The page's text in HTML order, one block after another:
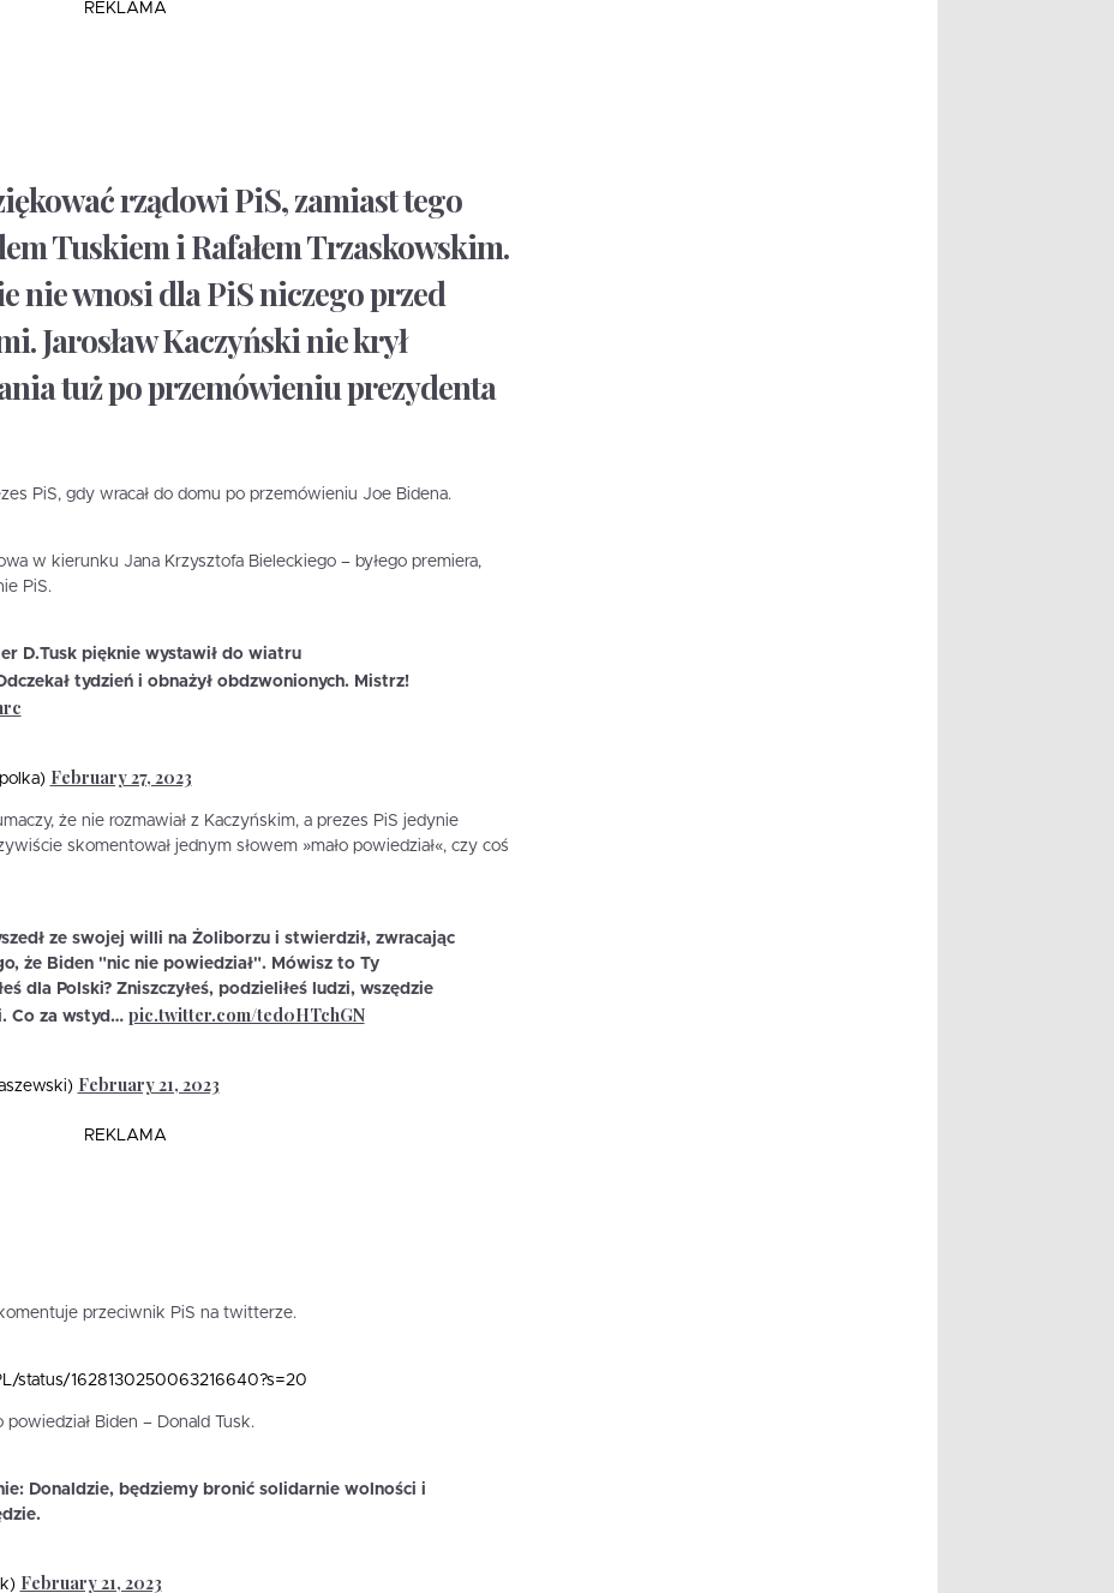
REKLAMA
rządowi PiS, zamiast tego
Tuskiem i Rafałem Trzaskowskim.
nie wnosi dla PiS niczego przed
Jarosław Kaczyński nie krył
tuż po przemówieniu prezydenta
PiS, gdy wracał do domu po przemówieniu Joe Bidena.
w kierunku Jana Krzysztofa Bieleckiego – byłego premiera,
PiS.
D.Tusk pięknie wystawił do wiatru
tydzień i obnażył obdzwonionych. Mistrz!
February 27, 2023
że nie rozmawiał z Kaczyńskim, a prezes PiS jedynie
skomentował jednym słowem »mało powiedział«, czy coś
ze swojej willi na Żoliborzu i stwierdził, zwracając
że Biden "nic nie powiedział". Mówisz to Ty
dla Polski? Zniszczyłeś, podzieliłeś ludzi, wszędzie
Co za wstyd… pic.twitter.com/ted0HTchGN
February 21, 2023
REKLAMA
przeciwnik PiS na twitterze.
status/1628130250063216640?s=20
powiedział Biden – Donald Tusk.
Donaldzie, będziemy bronić solidarnie wolności i
February 21, 2023